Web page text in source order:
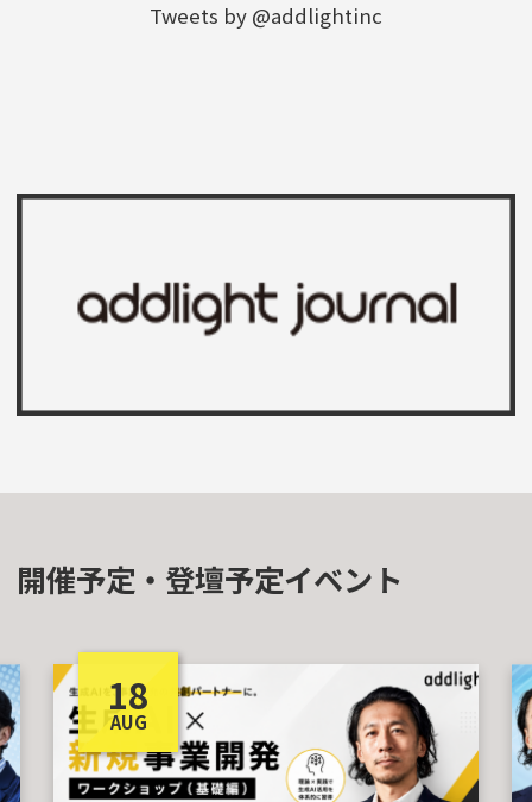
Tweets by @addlightinc
開催予定・登壇予定イベント
18
AUG